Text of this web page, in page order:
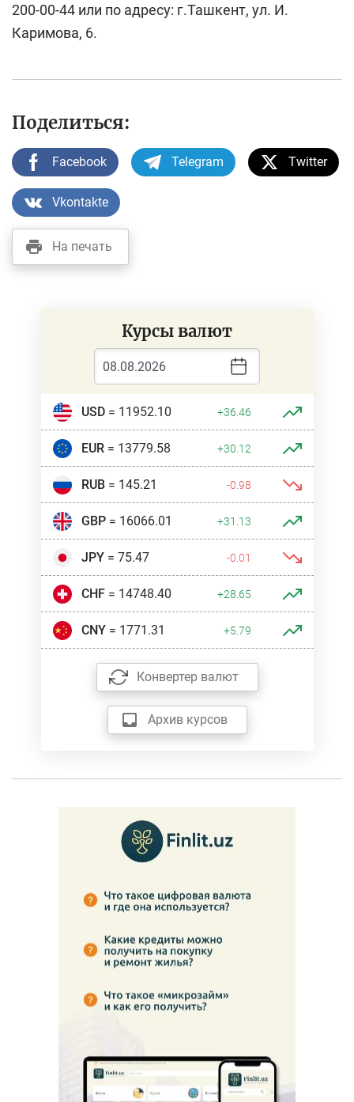
200-00-44 или по адресу: г.Ташкент, ул. И.
Каримова, 6.
Поделиться:
Facebook Telegram Twitter
Vkontakte
На печать
Курсы валют
USD= 11952.10 +36.46
EUR= 13779.58 +30.12
RUB= 145.21 -0.98
GBP= 16066.01 +31.13
JPY= 75.47 -0.01
CHF= 14748.40 +28.65
CNY= 1771.31 +5.79
Конвертер валют
Архив курсов